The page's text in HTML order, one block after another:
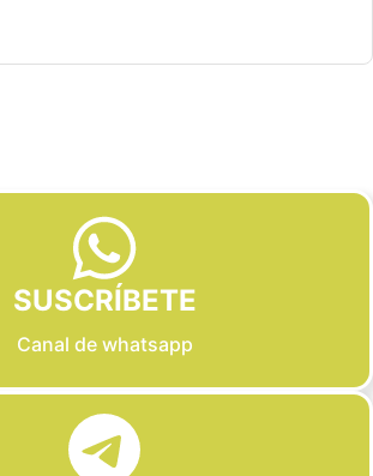
SUSCRÍBETE
Canal de whatsapp